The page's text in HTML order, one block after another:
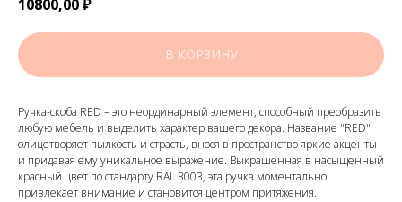
10800,00₽
В КОРЗИНУ
Ручка-скоба RED – это неординарный элемент, способный преобразить
любую мебель и выделить характер вашего декора. Название "RED"
олицетворяет пылкость и страсть, внося в пространство яркие акценты
и придавая ему уникальное выражение. Выкрашенная в насыщенный
красный цвет по стандарту RAL 3003, эта ручка моментально
привлекает внимание и становится центром притяжения.